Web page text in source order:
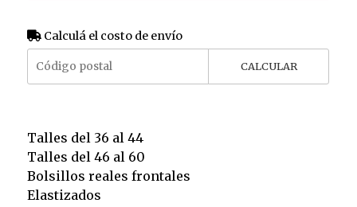
Calculá el costo de envío
CALCULAR
Talles del 36 al 44
Talles del 46 al 60
Bolsillos reales frontales
Elastizados